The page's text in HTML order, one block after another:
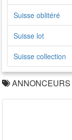
Suisse oblitéré
Suisse lot
Suisse collection
ANNONCEURS